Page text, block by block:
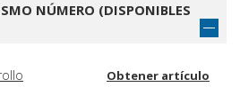
NÚMERO (DISPONIBLES
Obtener artículo